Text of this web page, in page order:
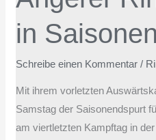
in
Schreibe einen Kommentar /
Mit ihrem vorletzten
Samstag der Saisonendspurt
am viertletzten Kampftag in